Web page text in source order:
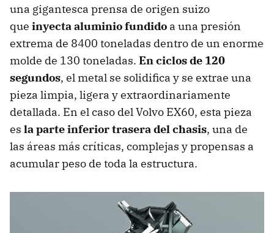
una gigantesca prensa de origen suizo
que inyecta aluminio fundido a una presión
extrema de 8400 toneladas dentro de un enorme
molde de 130 toneladas. En ciclos de 120
segundos, el metal se solidifica y se extrae una
pieza limpia, ligera y extraordinariamente
detallada. En el caso del Volvo EX60, esta pieza
es la parte inferior trasera del chasis, una de
las áreas más críticas, complejas y propensas a
acumular peso de toda la estructura.